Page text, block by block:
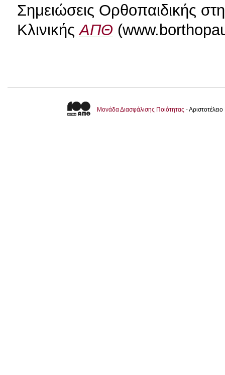
Σημειώσεις Ορθοπαιδικής
ΚλινικήςΑΠΘ
Μονάδα Διασφάλισης Ποιότητας -